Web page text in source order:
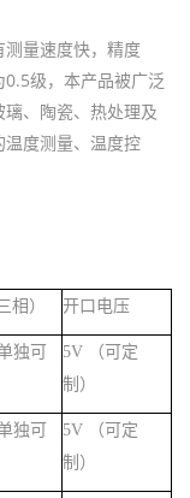
量速度快，精度
级，本产品被广泛
、陶瓷、热处理及
度测量、温度控
相） 开口电压
独可
5V （可定
制）
独可
5V （可定
制）